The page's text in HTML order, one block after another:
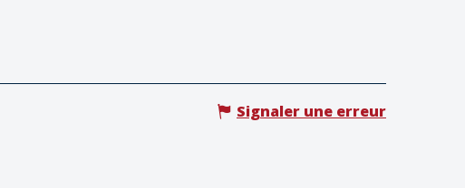
Signaler une erreur